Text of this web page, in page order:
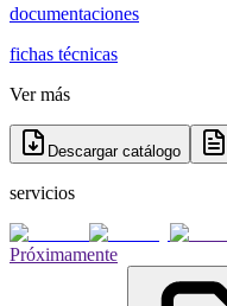
documentaciones
fichas técnicas
Ver más
Descargar catálogo
servicios
Próximamente